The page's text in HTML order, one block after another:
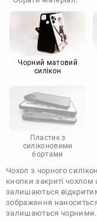
Doogee
Infinix
Sony
Motorola
Чорний матовий
силікон
Пластик з
силіконовими
бортами
Чохол з чорного
кнопки закриті
залишаються
зображення
залишаються чорними.